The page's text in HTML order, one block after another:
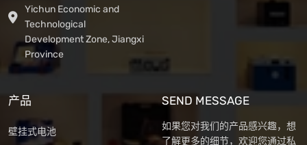
Yichun Economic and
Technological
Development Zone, Jiangxi
Province
产品
壁挂式电池
SEND MESSAGE
如果您对我们的产品感兴趣，想
了解更多的细节，欢迎您通过私